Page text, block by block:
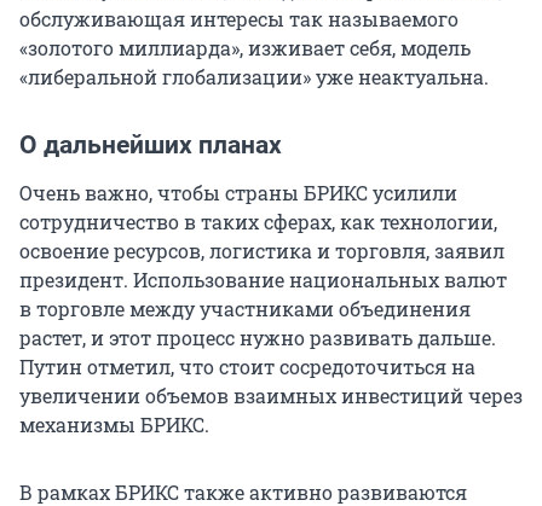
обслуживающая интересы так называемого
«золотого миллиарда», изживает себя, модель
«либеральной глобализации» уже неактуальна.
О дальнейших планах
Очень важно, чтобы страны БРИКС усилили
сотрудничество в таких сферах, как технологии,
освоение ресурсов, логистика и торговля, заявил
президент. Использование национальных валют
в торговле между участниками объединения
растет, и этот процесс нужно развивать дальше.
Путин отметил, что стоит сосредоточиться на
увеличении объемов взаимных инвестиций через
механизмы БРИКС.
В рамках БРИКС также активно развиваются